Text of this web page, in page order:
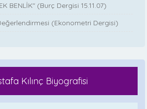
BENLİK" (Burç Dergisi 15.11.07)
(Ekonometri Dergisi)
Kılınç Biyografisi